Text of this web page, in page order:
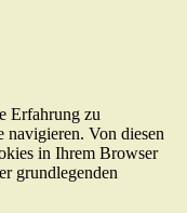
Erfahrung zu
navigieren. Von diesen
in Ihrem Browser
grundlegenden